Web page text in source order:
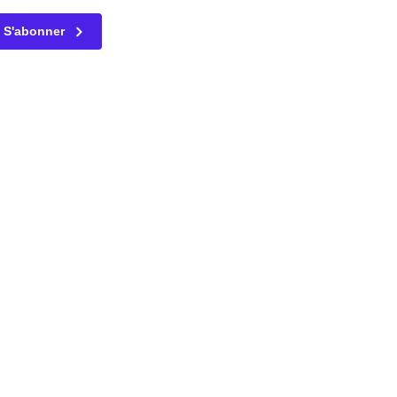
n’est utilisé qu’à des fins de validation et devrait
S'abonner